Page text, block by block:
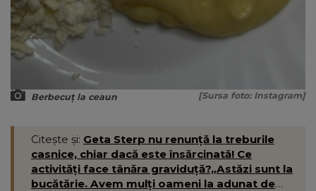
Berbecuț la ceaun [Sursa foto: Instagram]
Citește și: Geta Sterp nu renunță la treburile
casnice, chiar dacă este însărcinată! Ce
activități face tânăra graviduță?„Astăzi sunt la
bucătărie. Avem mulți oameni la adunat de